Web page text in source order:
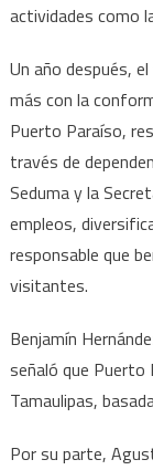
actividades como
Un año después,
más con la
Puerto Paraíso,
través de
Seduma y la
empleos,
responsable que
visitantes.
Benjamín
señaló que Puerto
Tamaulipas,
Por su parte,